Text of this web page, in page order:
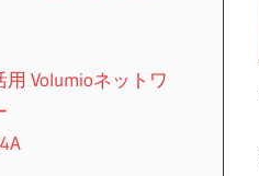
用 Volumioネットワ